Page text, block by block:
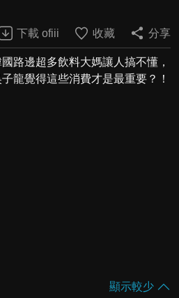
下載 ofiii 收藏 分享
路邊超多飲料大媽讓人搞不懂，
龍覺得這些消費才是最重要？！
顯示較少